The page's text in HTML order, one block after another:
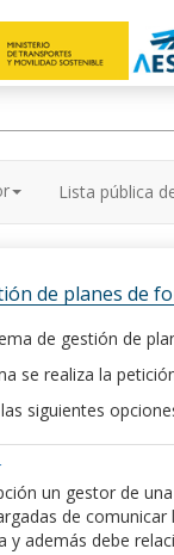
Lista pública
de planes de
de gestión de
se realiza la
siguientes
un gestor de
de
y además debe